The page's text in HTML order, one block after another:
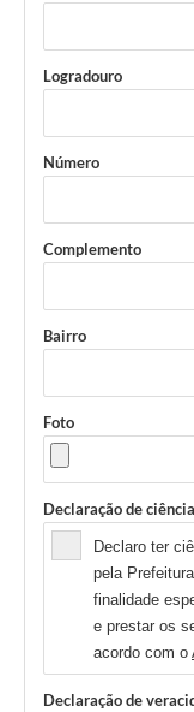
Logradouro
Número
Complemento
Bairro
Foto
Declaração de
Declaro ter
pela
finalidade
e prestar os
acordo com o
Declaração de